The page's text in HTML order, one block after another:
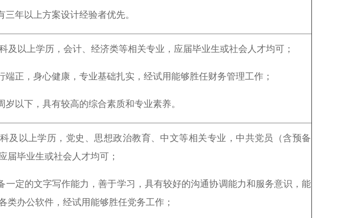
三年以上方案设计经验者优先。
及以上学历，会计、经济类等相关专业，应届毕业生或社会人才均可；
端正，身心健康，专业基础扎实，经试用能够胜任财务管理工作；
岁以下，具有较高的综合素质和专业素养。
及以上学历，党史、思想政治教育、中文等相关专业，中共党员（含预备
届毕业生或社会人才均可；
一定的文字写作能力，善于学习，具有较好的沟通协调能力和服务意识，能
类办公软件，经试用能够胜任党务工作；